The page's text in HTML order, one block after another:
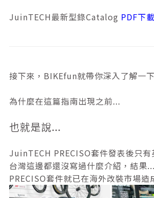
JuinTECH最新型錄Catalog PDF下載
接下來，BIKEfun就帶你深入了解一下
為什麼在這篇指南出現之前...
也就是說...
JuinTECH PRECISO套件發表後只有
台灣這邊都還沒寫過什麼介紹，結果
PRECISO套件就已在海外改裝市場造